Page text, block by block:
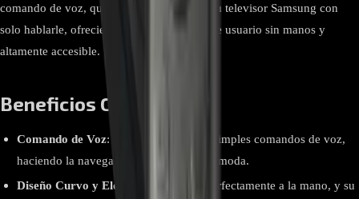
comando de voz, que te permite controlar tu televisor Samsung con
solo hablarle, ofreciendo una experiencia de usuario sin manos y
altamente accesible.
Beneficios Clave
Comando de Voz: Controla tu TV con simples comandos de voz,
haciendo la navegación más rápida y cómoda.
Diseño Curvo y Elegante
: Se adapta perfectamente a la mano, y su